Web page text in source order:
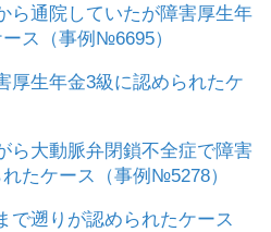
ら通院していたが障害厚生年
ス（事例№6695）
厚生年金3級に認められたケ
ら大動脈弁閉鎖不全症で障害
たケース（事例№5278）
で遡りが認められたケース